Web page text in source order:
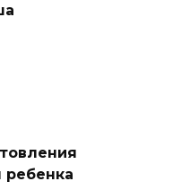
ребенка